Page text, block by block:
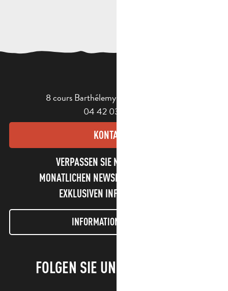
8 cours Barthélemy - 13400 Aubagne
04 42 03 49 98
KONTAKT
VERPASSEN SIE NICHT UNSEREN
MONATLICHEN NEWSLETTER UND UNSERE
EXKLUSIVEN INFORMATIONEN!
INFORMATIONEN LETTER
FOLGEN SIE UNS!